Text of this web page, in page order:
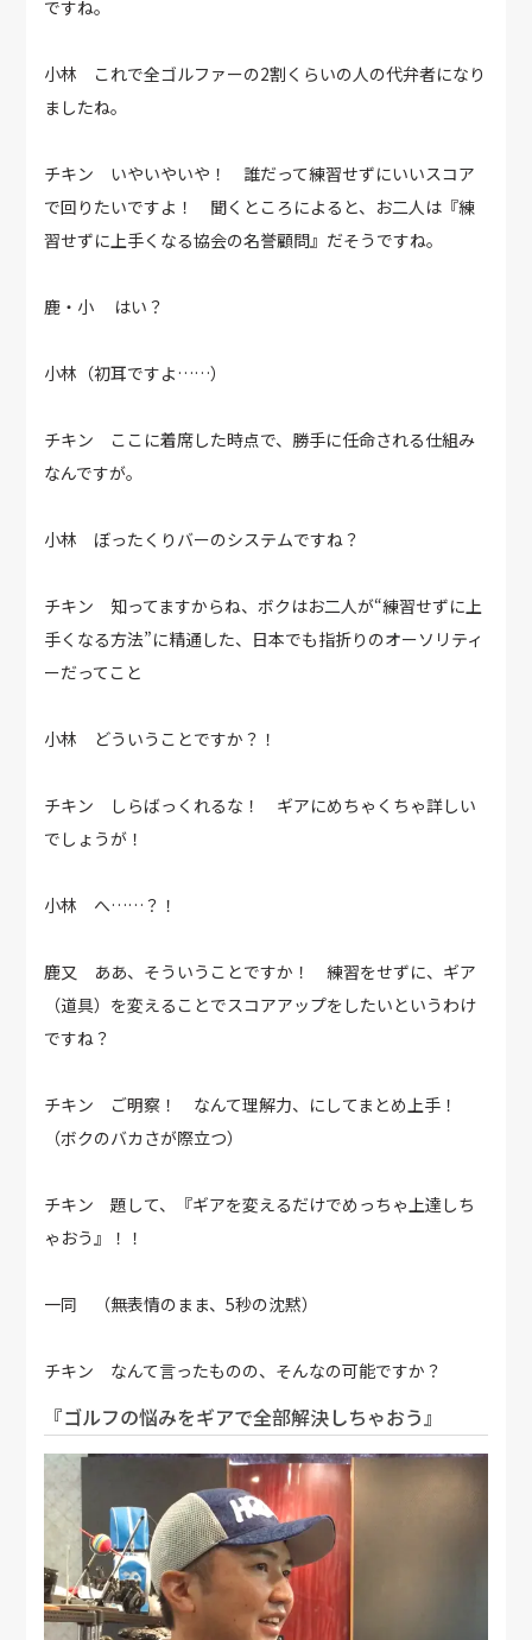
ですね。
小林 これで全ゴルファーの2割くらいの人の代弁者になり
ましたね。
チキン いやいやいや！ 誰だって練習せずにいいスコア
で回りたいですよ！ 聞くところによると、お二人は『練
習せずに上手くなる協会の名誉顧問』だそうですね。
鹿・小 はい？
小林（初耳ですよ……）
チキン ここに着席した時点で、勝手に任命される仕組み
なんですが。
小林 ぼったくりバーのシステムですね？
チキン 知ってますからね、ボクはお二人が“練習せずに上
手くなる方法”に精通した、日本でも指折りのオーソリティ
ーだってこと
小林 どういうことですか？！
チキン しらばっくれるな！ ギアにめちゃくちゃ詳しい
でしょうが！
小林 へ……？！
鹿又 ああ、そういうことですか！ 練習をせずに、ギア
（道具）を変えることでスコアアップをしたいというわけ
ですね？
チキン ご明察！ なんて理解力、にしてまとめ上手！
（ボクのバカさが際立つ）
チキン 題して、『ギアを変えるだけでめっちゃ上達しち
ゃおう』！！
一同 （無表情のまま、5秒の沈黙）
チキン なんて言ったものの、そんなの可能ですか？
『ゴルフの悩みをギアで全部解決しちゃおう』